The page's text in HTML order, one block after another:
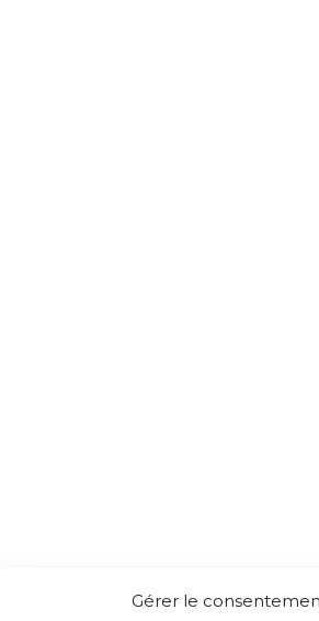
Gérer le